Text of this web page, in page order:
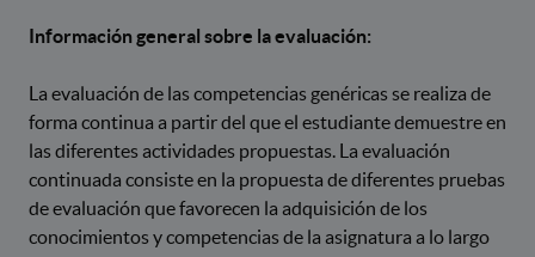
Información general sobre la evaluación:
La evaluación de las competencias genéricas se realiza de
forma continua a partir del que el estudiante demuestre en
las diferentes actividades propuestas. La evaluación
continuada consiste en la propuesta de diferentes pruebas
de evaluación que favorecen la adquisición de los
conocimientos y competencias de la asignatura a lo largo